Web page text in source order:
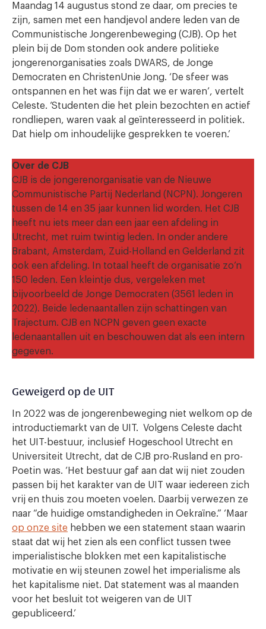
Maandag 14 augustus stond ze daar, om precies te
zijn, samen met een handjevol andere leden van de
Communistische Jongerenbeweging (CJB). Op het
plein bij de Dom stonden ook andere politieke
jongerenorganisaties zoals DWARS, de Jonge
Democraten en ChristenUnie Jong. ‘De sfeer was
ontspannen en het was fijn dat we er waren’, vertelt
Celeste. ‘Studenten die het plein bezochten en actief
rondliepen, waren vaak al geïnteresseerd in politiek.
Dat hielp om inhoudelijke gesprekken te voeren.’
Over de CJB
CJB is de jongerenorganisatie van de Nieuwe
Communistische Partij Nederland (NCPN). Jongeren
tussen de 14 en 35 jaar kunnen lid worden. Het CJB
heeft nu iets meer dan een jaar een afdeling in
Utrecht, met ruim twintig leden. In onder andere
Brabant, Amsterdam, Zuid-Holland en Gelderland zit
ook een afdeling. In totaal heeft de organisatie zo’n
150 leden. Een kleintje dus, vergeleken met
bijvoorbeeld de Jonge Democraten (3561 leden in
2022). Beide ledenaantallen zijn schattingen van
Trajectum. CJB en NCPN geven geen exacte
ledenaantallen uit en beschouwen dat als een intern
gegeven.
Geweigerd op de UIT
In 2022 was de jongerenbeweging niet welkom op de
introductiemarkt van de UIT. Volgens Celeste dacht
het UIT-bestuur, inclusief Hogeschool Utrecht en
Universiteit Utrecht, dat de CJB pro-Rusland en pro-
Poetin was. ‘Het bestuur gaf aan dat wij niet zouden
passen bij het karakter van de UIT waar iedereen zich
vrij en thuis zou moeten voelen. Daarbij verwezen ze
naar “de huidige omstandigheden in Oekraïne.” ‘Maar
op onze site hebben we een statement staan waarin
staat dat wij het zien als een conflict tussen twee
imperialistische blokken met een kapitalistische
motivatie en wij steunen zowel het imperialisme als
het kapitalisme niet. Dat statement was al maanden
voor het besluit tot weigeren van de UIT
gepubliceerd.’